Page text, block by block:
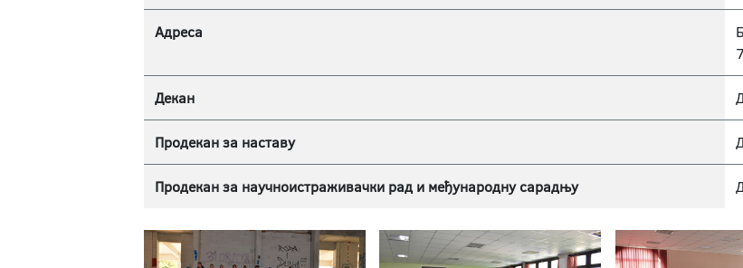
Адреса
Декан
Продекан за наставу
Продекан за научноистраживачки рад и међународну сарадњу